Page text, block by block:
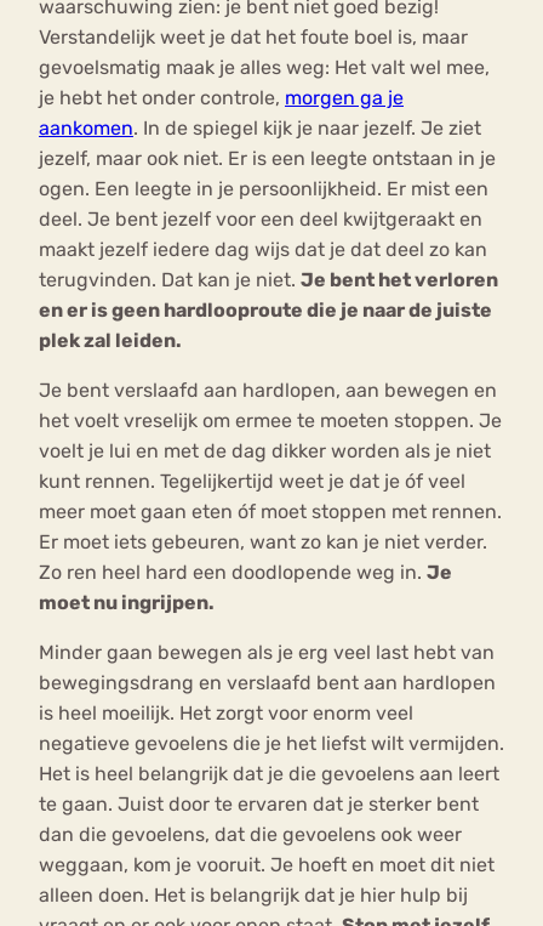
waarschuwing zien: je bent niet goed bezig!
Verstandelijk weet je dat het foute boel is, maar
gevoelsmatig maak je alles weg: Het valt wel mee,
je hebt het onder controle, morgen ga je
aankomen. In de spiegel kijk je naar jezelf. Je ziet
jezelf, maar ook niet. Er is een leegte ontstaan in je
ogen. Een leegte in je persoonlijkheid. Er mist een
deel. Je bent jezelf voor een deel kwijtgeraakt en
maakt jezelf iedere dag wijs dat je dat deel zo kan
terugvinden. Dat kan je niet. Je bent het verloren
en er is geen hardlooproute die je naar de juiste
plek zal leiden.
Je bent verslaafd aan hardlopen, aan bewegen en
het voelt vreselijk om ermee te moeten stoppen. Je
voelt je lui en met de dag dikker worden als je niet
kunt rennen. Tegelijkertijd weet je dat je óf veel
meer moet gaan eten óf moet stoppen met rennen.
Er moet iets gebeuren, want zo kan je niet verder.
Zo ren heel hard een doodlopende weg in. Je
moet nu ingrijpen.
Minder gaan bewegen als je erg veel last hebt van
bewegingsdrang en verslaafd bent aan hardlopen
is heel moeilijk. Het zorgt voor enorm veel
negatieve gevoelens die je het liefst wilt vermijden.
Het is heel belangrijk dat je die gevoelens aan leert
te gaan. Juist door te ervaren dat je sterker bent
dan die gevoelens, dat die gevoelens ook weer
weggaan, kom je vooruit. Je hoeft en moet dit niet
alleen doen. Het is belangrijk dat je hier hulp bij